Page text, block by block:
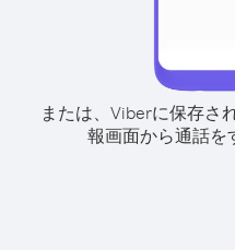
または、Viberに保存さ
報画面から通話を